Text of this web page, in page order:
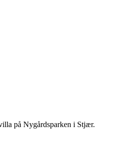
på Nygårdsparken i Stjær.